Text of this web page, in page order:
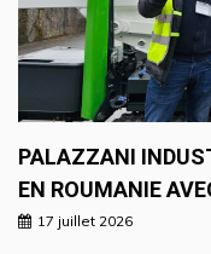
PALAZZANI
EN ROUMANIE
17 juillet 2026